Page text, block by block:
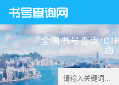
全国书号查询/
询